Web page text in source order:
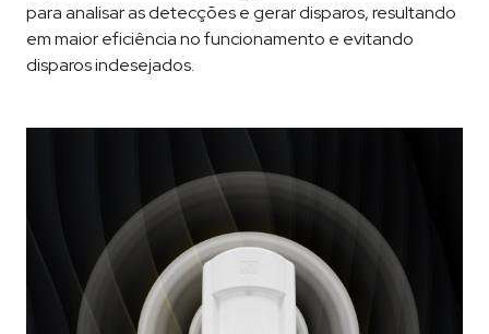
para analisar as detecções e gerar disparos, resultando
em maior eficiência no funcionamento e evitando
disparos indesejados.